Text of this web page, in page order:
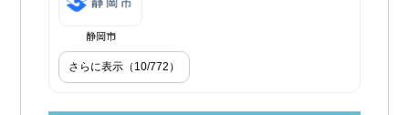
静岡市
さらに表示（10/772）